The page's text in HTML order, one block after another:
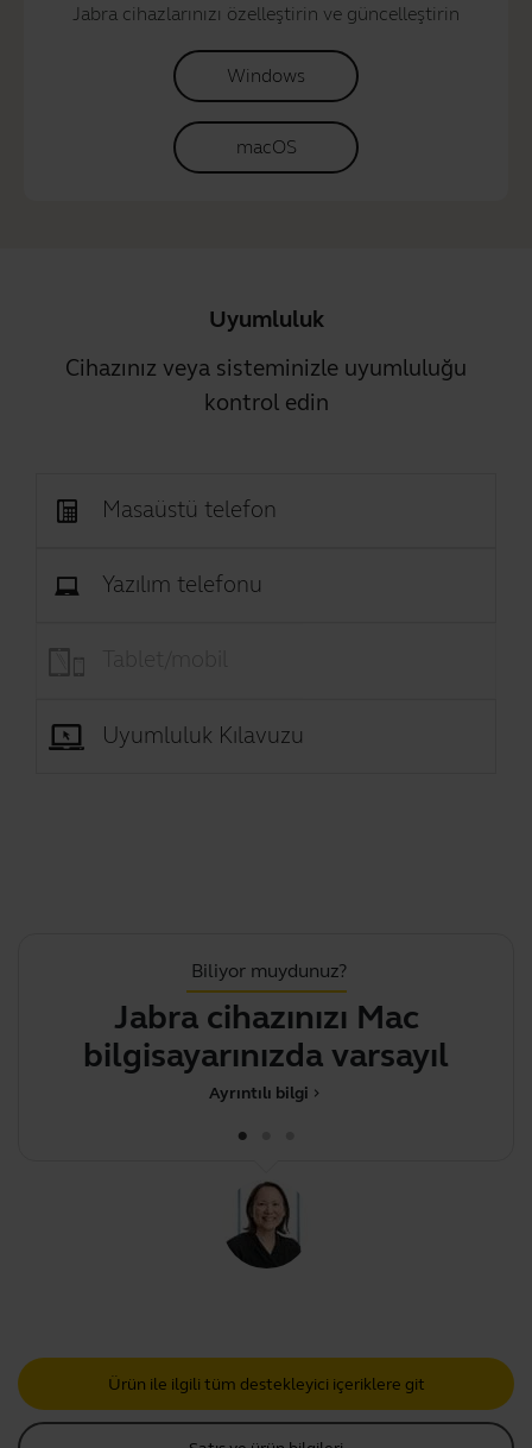
Jabra cihazlarınızı özelleştirin ve güncelleştirin
Windows
macOS
Uyumluluk
Cihazınız veya sisteminizle uyumluluğu
kontrol edin
Masaüstü telefon
Yazılım telefonu
Uyumluluk Kılavuzu
Biliyor muydunuz?
Jabra cihazınızı Mac
bilgisayarınızda varsayılan se
chevron_right
Ayrıntılı bilgi
Ürün ile ilgili tüm destekleyici içeriklere git